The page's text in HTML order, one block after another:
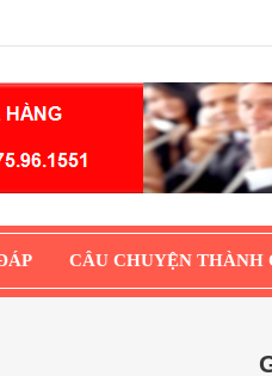
CÂU CHUYỆN THÀNH